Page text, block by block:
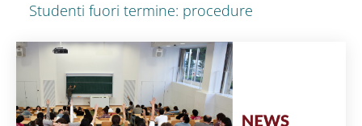
Studenti fuori termine: procedure